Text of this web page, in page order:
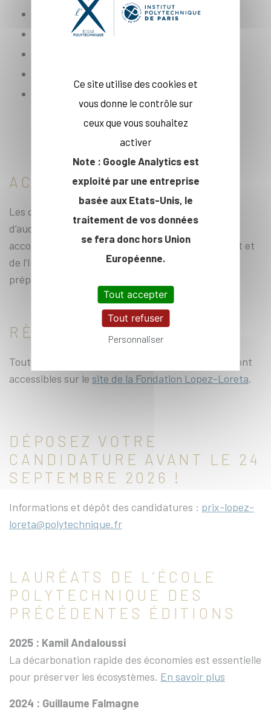
Description du projet ;
laboratoire d’accueil (pour les projets de
recherche).
ACCOMPAGNEMENT
Les candidats finalistes retenus pour la phase
d’auditions par la Fondation Lopez-Loreta seront
accompagnés par la Direction de l’Entrepreneuriat et
de l’Innovation de l’École polytechnique dans la
préparation des auditions.
RÈGLEMENT
Toutes les informations et le règlement complet sont
accessibles sur le site de la Fondation Lopez-Loreta.
DÉPOSEZ VOTRE
CANDIDATURE AVANT LE 24
SEPTEMBRE 2026 !
Informations et dépôt des candidatures : prix-lopez-
loreta@polytechnique.fr
LAURÉATS DE L’ÉCOLE
POLYTECHNIQUE DES
PRÉCÉDENTES ÉDITIONS
2025 : Kamil Andaloussi
La décarbonation rapide des économies est essentielle
pour préserver les écosystèmes. En savoir plus
2024 : Guillaume Falmagne
Ce site utilise des cookies et
vous donne le contrôle sur
ceux que vous souhaitez
activer
Note : Google Analytics est
exploité par une entreprise
basée aux Etats-Unis, le
traitement de vos données
se fera donc hors Union
Européenne.
Tout accepter
Tout refuser
Personnaliser